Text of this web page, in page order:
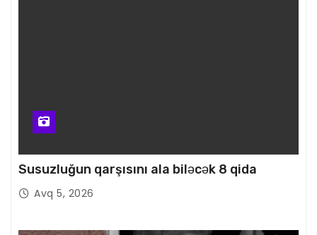
Susuzluğun qarşısını ala biləcək 8 qida
Avq 5, 2026